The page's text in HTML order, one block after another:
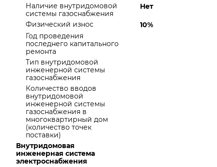
Наличие внутридомовой
системы газоснабжения
Нет
Физический износ
10%
Год проведения
последнего капитального
ремонта
Тип внутридомовой
инженерной системы
газоснабжения
Количество вводов
внутридомовой
инженерной системы
газоснабжения в
многоквартирный дом
(количество точек
поставки)
Внутридомовая
инженерная система
электроснабжения